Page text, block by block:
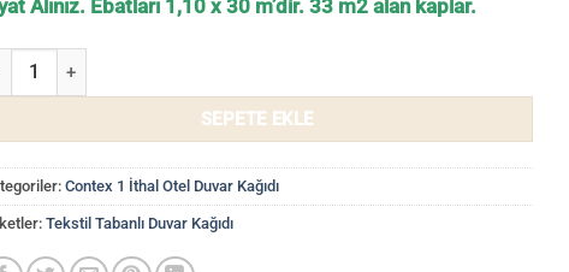
Alınız. Ebatları 1,10 x 30 m’dir. 33 m2 alan kaplar.
Kağıdı Tekstil Tabanlı Contex CT1084 adet
SEPETE EKLE
Contex 1 İthal Otel Duvar Kağıdı
Tekstil Tabanlı Duvar Kağıdı